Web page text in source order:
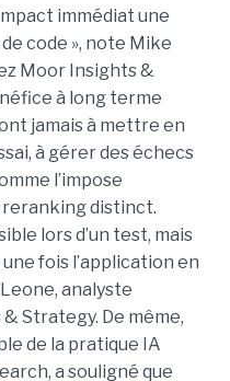
immédiat une
code », note Mike
Moor Insights &
à long terme
jamais à mettre en
à gérer des échecs
l’impose
distinct.
lors d’un test, mais
fois l’application en
analyste
Strategy. De même,
de la pratique IA
a souligné que